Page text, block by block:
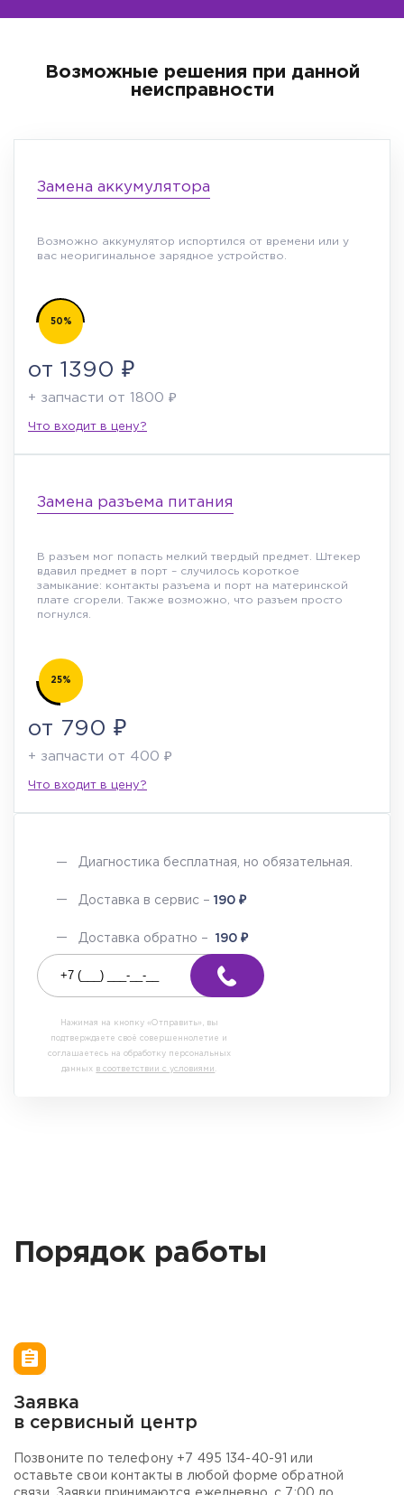
Возможные решения при данной
неисправности
Замена аккумулятора
Возможно аккумулятор испортился от времени или у
вас неоригинальное зарядное устройство.
50%
от 1390 ₽
+ запчасти от 1800 ₽
Что входит в цену?
Замена разъема питания
В разъем мог попасть мелкий твердый предмет. Штекер
вдавил предмет в порт – случилось короткое
замыкание: контакты разъема и порт на материнской
плате сгорели. Также возможно, что разъем просто
погнулся.
25%
от 790 ₽
+ запчасти от 400 ₽
Что входит в цену?
Диагностика бесплатная, но обязательная.
Доставка в сервис – 190 ₽
Доставка обратно – 190 ₽
Нажимая на кнопку «Отправить», вы
подтверждаете своё совершеннолетие и
соглашаетесь на обработку персональных
данных в соответствии с условиями
Порядок работы
Заявка
в сервисный центр
Позвоните по телефону +7 495 134-40-91 или
оставьте свои контакты в любой форме обратной